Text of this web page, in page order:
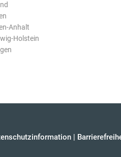
Anhalt
Holstein
|